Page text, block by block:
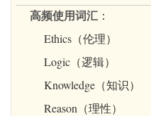
高频使用词汇 ：
Ethics（伦理）
Logic（逻辑）
Knowledge（知识）
Reason（理性）